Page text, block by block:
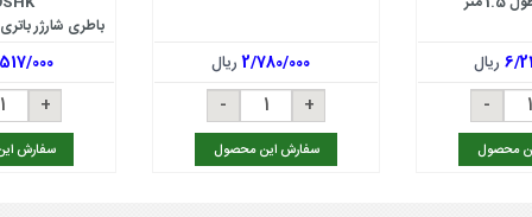
000
سفارش
2/780/000ریال
سفارش این محصول
6/ ریال
محصول